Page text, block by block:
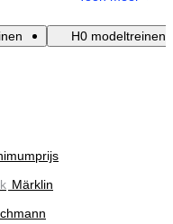
H0 modeltreinen
Märklin